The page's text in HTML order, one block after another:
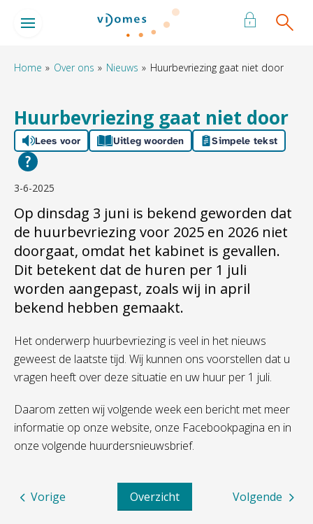
Naar hoofdinhoud
Naar hoofdnavigatiemenu
Naar zoeken
Naar de homepage
Ga naar Hoofd
Home Over ons Nieuws Huurbevriezing gaat niet door
Huurbevriezing gaat niet door
Lees voor Uitleg woorden Simpele tekst
3-6-2025
Op dinsdag 3 juni is bekend geworden dat
de huurbevriezing voor 2025 en 2026 niet
doorgaat, omdat het kabinet is gevallen.
Dit betekent dat de huren per 1 juli
worden aangepast, zoals wij in april
bekend hebben gemaakt.
Het onderwerp huurbevriezing is veel in het nieuws
geweest de laatste tijd. Wij kunnen ons voorstellen dat u
vragen heeft over deze situatie en uw huur per 1 juli.
Daarom zetten wij volgende week een bericht met meer
informatie op onze website, onze Facebookpagina en in
onze volgende huurdersnieuwsbrief.
Volgende
Overzicht
Vorige